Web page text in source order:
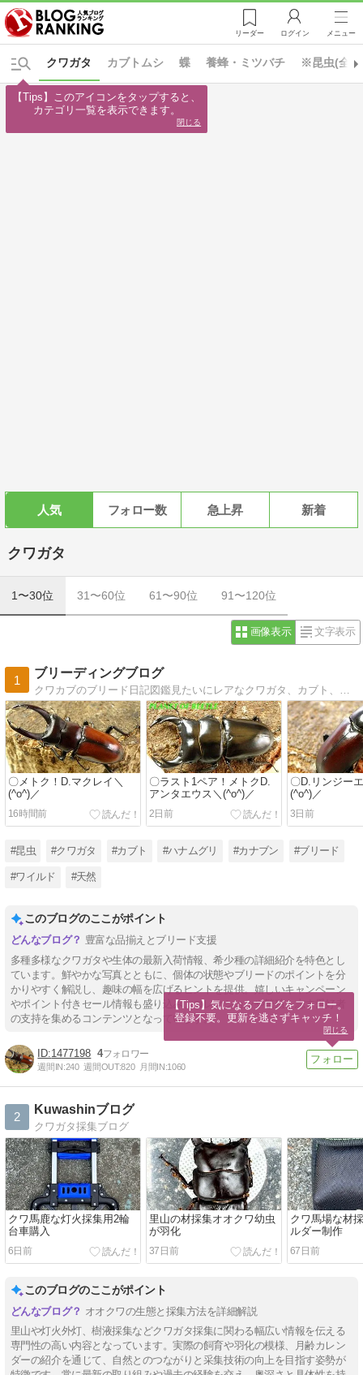
リーダー ログイン メニュー
※昆虫(全
カブトムシ
クワガタ 蝶 養蜂・ミツバチ
人気 フォロー数 急上昇 新着
クワガタ
1〜30位 31〜60位 61〜90位 91〜120位
画像表示 文字表示
1
ブリーディングブログ
〇メトク！D.マクレイ＼
(^o^)／
16時間前
〇ラスト1ペア！メトクD.
アンタエウス＼(^o^)／
2日前
〇D.リンジー
(^o^)／
3日前
#昆虫 #クワガタ #カブト #ハナムグリ #カナブン #ブリード
#ワイルド #天然
このブログのここがポイント
豊富な品揃えとブリード支援
多種多様なクワガタや生体の最新入荷情報、希少種の詳細紹介を特色とし
ています。鮮やかな写真とともに、個体の状態やブリードのポイントを分
かりやすく解説し、趣味の幅を広げるヒントを提供。嬉しいキャンペーン
やポイント付きセール情報も盛り込み、コレクションや繁殖を志す愛好者
の支持を集めるコンテンツとなっています。
1477198 4
週間IN:240 週間OUT:820 月間IN:1060
2
Kuwashinブログ
クワガタ採集ブログ
クワ馬鹿な灯火採集用2輪
台車購入
6日前
里山の材採集オオクワ幼虫
が羽化
37日前
クワ馬場な材
ルダー制作
67日前
このブログのここがポイント
オオクワの生態と採集方法を詳細解説
里山や灯火外灯、樹液採集などクワガタ採集に関わる幅広い情報を伝える
専門性の高い内容となっています。実際の飼育や羽化の模様、月齢カレン
ダーの紹介を通じて、自然とのつながりと采集技術の向上を目指す姿勢が
【Tips】このアイコンをタップすると、
カテゴリ一覧を表示できます。
閉じる
【Tips】気になるブログをフォロー。
登録不要。更新を逃さずキャッチ！
閉じる